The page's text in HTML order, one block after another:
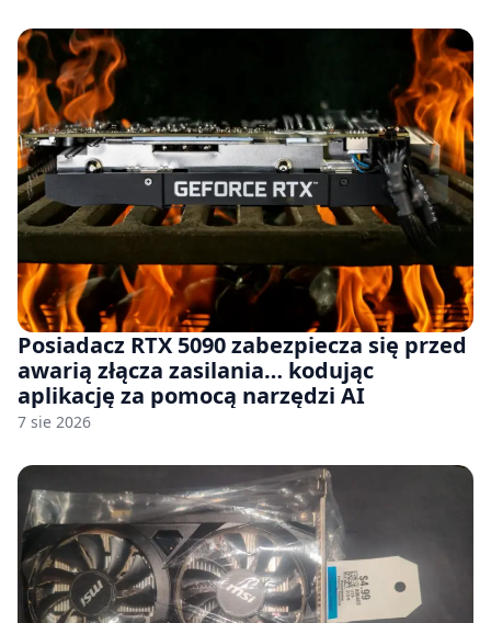
Posiadacz RTX 5090 zabezpiecza się przed
awarią złącza zasilania… kodując
aplikację za pomocą narzędzi AI
7 sie 2026